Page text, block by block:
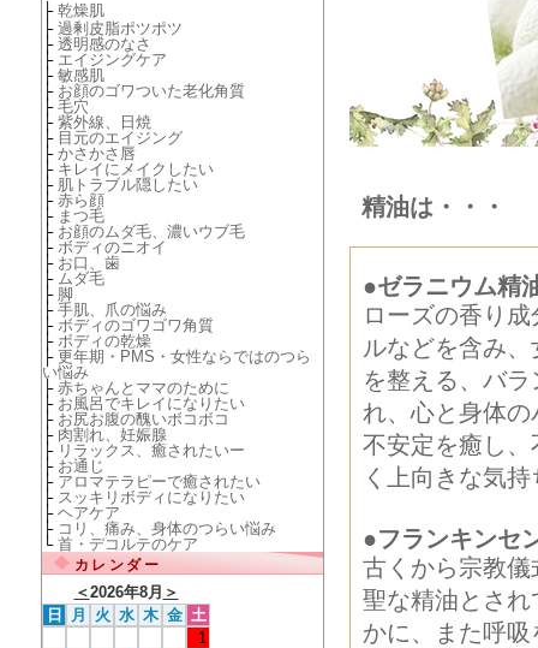
├ 乾燥肌
├ 過剰皮脂ポツポツ
├ 透明感のなさ
├ エイジングケア
├ 敏感肌
├ お顔のゴワついた老化角質
├ 毛穴
├ 紫外線、日焼
├ 目元のエイジング
├ かさかさ唇
├ キレイにメイクしたい
├ 肌トラブル隠したい
├ 赤ら顔
├ まつ毛
├ お顔のムダ毛、濃いウブ毛
├ ボディのニオイ
├ お口、歯
├ ムダ毛
├ 脚
├ 手肌、爪の悩み
├ ボディのゴワゴワ角質
├ ボディの乾燥
├ 更年期・PMS・女性ならではのつら
い悩み
├ 赤ちゃんとママのために
├ お風呂でキレイになりたい
├ お尻お腹の醜いボコボコ
├ 肉割れ、妊娠腺
├ リラックス、癒されたいー
├ お通じ
├ アロマテラピーで癒されたい
├ スッキリボディになりたい
├ ヘアケア
├ コリ、痛み、身体のつらい悩み
└ 首・デコルテのケア
カレンダー
＜2026年8月 ＞
日
月 火 水 木 金 土
1
精油は・・・
●ゼラニウム精
ローズの香り
ルなどを含み
を整える、バ
れ、心と身体
不安定を癒し
く上向きな気
●フランキンセ
古くから宗教
聖な精油とさ
かに、また呼